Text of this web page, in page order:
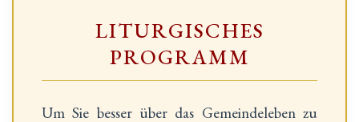
LITURGISCHES
PROGRAMM
Um Sie besser über das Gemeindeleben zu